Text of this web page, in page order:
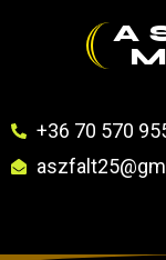
+36 70 570